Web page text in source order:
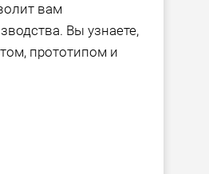
вам
Вы узнаете,
прототипом и